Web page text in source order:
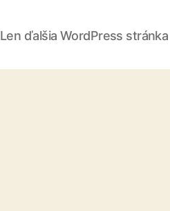
Len ďalšia WordPress stránka